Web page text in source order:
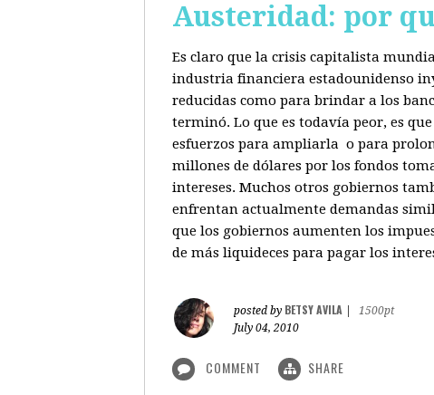
Austeridad: por
Es claro que la crisis capitalista
industria financiera estadounidenso
reducidas como para brindar a los
terminó. Lo que es todavía peor, es
esfuerzos para ampliarla o para
millones de dólares por los fondos
intereses. Muchos otros gobiernos
enfrentan actualmente demandas
que los gobiernos aumenten los
de más liquideces para pagar los
posted by BETSY AVILA
1500pt
July 04, 2010
COMMENT SHARE